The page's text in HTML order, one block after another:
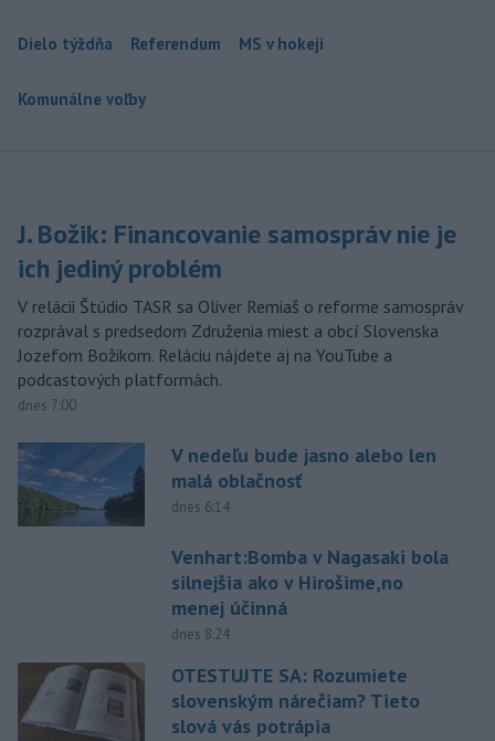
Dielo týždňa Referendum MS v hokeji
Komunálne voľby
J. Božik: Financovanie samospráv nie je
ich jediný problém
V relácii Štúdio TASR sa Oliver Remiaš o reforme samospráv
rozprával s predsedom Združenia miest a obcí Slovenska
Jozefom Božikom. Reláciu nájdete aj na YouTube a
podcastových platformách.
dnes 7:00
V nedeľu bude jasno alebo len
malá oblačnosť
dnes 6:14
Venhart:Bomba v Nagasaki bola
silnejšia ako v Hirošime,no
menej účinná
dnes 8:24
OTESTUJTE SA: Rozumiete
slovenským nárečiam? Tieto
slová vás potrápia